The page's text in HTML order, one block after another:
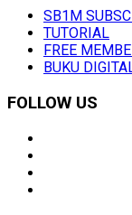
SB1M
TUTORIAL
FREE
BUKU
FOLLOW US